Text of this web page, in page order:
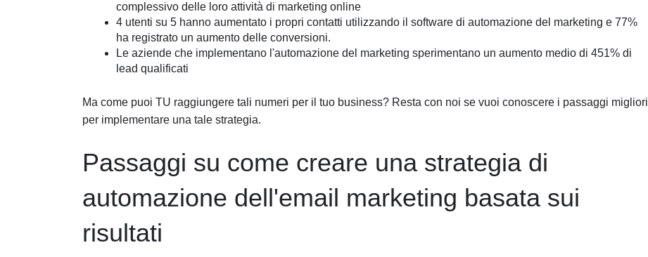
complessivo delle loro attività di marketing online
4 utenti su 5 hanno aumentato i propri contatti utilizzando il software di automazione del marketing e 77%
ha registrato un aumento delle conversioni.
Le aziende che implementano l'automazione del marketing sperimentano un aumento medio di 451% di
lead qualificati
Ma come puoi TU raggiungere tali numeri per il tuo business? Resta con noi se vuoi conoscere i passaggi migliori
per implementare una tale strategia.
Passaggi su come creare una strategia di
automazione dell'email marketing basata sui
risultati